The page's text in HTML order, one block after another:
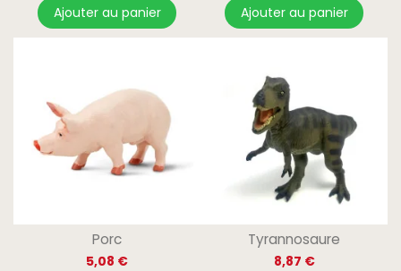
Ajouter au panier Ajouter au panier
Porc
5,08 €
Tyrannosaure
8,87 €